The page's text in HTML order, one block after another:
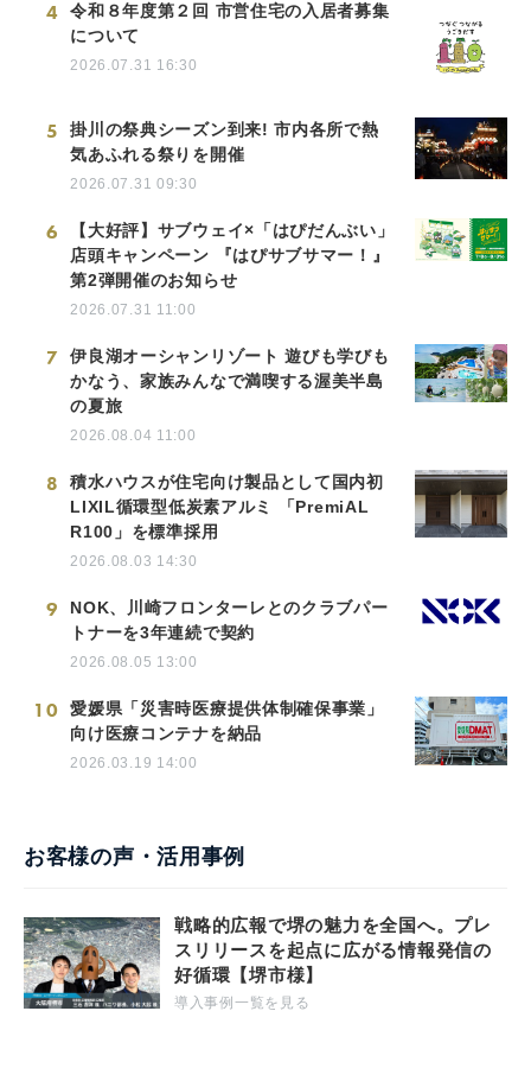
4
令和８年度第２回 市営住宅の入居者募集
について
2026.07.31 16:30
5
掛川の祭典シーズン到来! 市内各所で熱
気あふれる祭りを開催
2026.07.31 09:30
6
【大好評】サブウェイ×「はぴだんぶい」
店頭キャンペーン 『はぴサブサマー！』
第2弾開催のお知らせ
2026.07.31 11:00
7
伊良湖オーシャンリゾート 遊びも学びも
かなう、家族みんなで満喫する渥美半島
の夏旅
2026.08.04 11:00
8
積水ハウスが住宅向け製品として国内初
LIXIL循環型低炭素アルミ 「PremiAL
R100」を標準採用
2026.08.03 14:30
9
NOK、川崎フロンターレとのクラブパー
トナーを3年連続で契約
2026.08.05 13:00
10
愛媛県「災害時医療提供体制確保事業」
向け医療コンテナを納品
2026.03.19 14:00
お客様の声・活用事例
戦略的広報で堺の魅力を全国へ。プレ
スリリースを起点に広がる情報発信の
好循環【堺市様】
導入事例一覧を見る